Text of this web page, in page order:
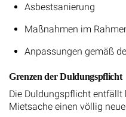
Asbestsanierung
Maßnahmen im
Anpassungen gemäß
Grenzen der Duldungspflicht
Die Duldungspflicht entfällt
Mietsache einen völlig